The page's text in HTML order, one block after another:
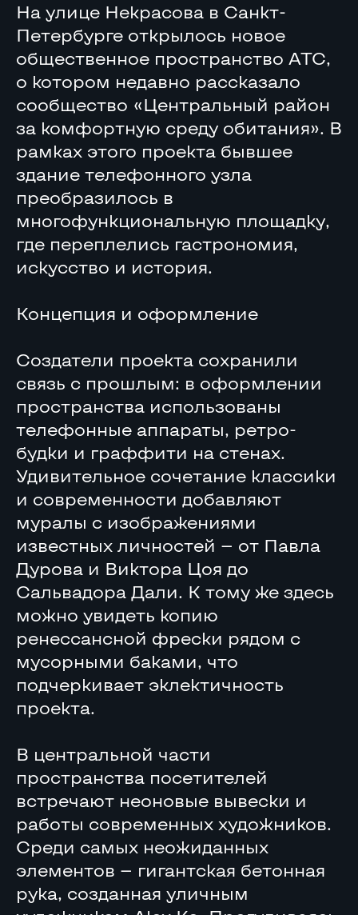
На улице Некрасова в Санкт-
Петербурге открылось новое
общественное пространство АТС,
о котором недавно рассказало
сообщество «Центральный район
за комфортную среду обитания». В
рамках этого проекта бывшее
здание телефонного узла
преобразилось в
многофункциональную площадку,
где переплелись гастрономия,
искусство и история.
Концепция и оформление
Создатели проекта сохранили
связь с прошлым: в оформлении
пространства использованы
телефонные аппараты, ретро-
будки и граффити на стенах.
Удивительное сочетание классики
и современности добавляют
муралы с изображениями
известных личностей — от Павла
Дурова и Виктора Цоя до
Сальвадора Дали. К тому же здесь
можно увидеть копию
ренессансной фрески рядом с
мусорными баками, что
подчеркивает эклектичность
проекта.
В центральной части
пространства посетителей
встречают неоновые вывески и
работы современных художников.
Среди самых неожиданных
элементов — гигантская бетонная
рука, созданная уличным